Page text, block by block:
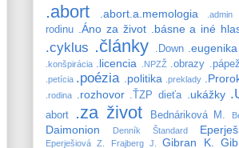
.abort .abort.a.memologia .admin
rodinu
.Áno za život .básne a iné
.cyklus .články .Down .eugenika
.konšpirácia .licencia .NPZŽ .obrazy .pápež
.petícia .poézia .politika .preklady
.rodina .rozhovor .ŤZP dieťa .ukážky
abort
.za život Bednáriková M.
Daimonion Denník Štandard
Eperješiová Z. Frajberg J. Gibran K.